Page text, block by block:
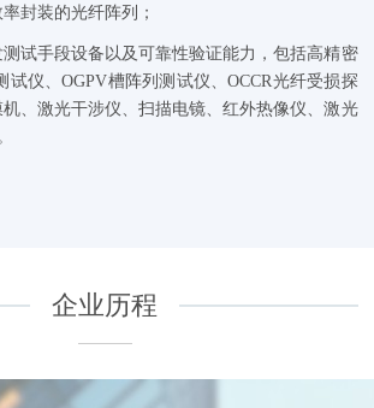
封装的光纤阵列；
试手段设备以及可靠性验证能力，包括高精密
试仪、OGPV槽阵列测试仪、OCCR光纤受损探
、激光干涉仪、扫描电镜、红外热像仪、激光
企业历程